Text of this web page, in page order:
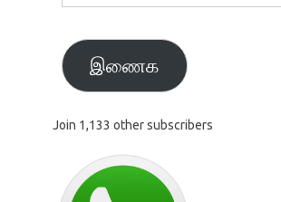
முகவரி
இணைக
Join 1,133 other subscribers